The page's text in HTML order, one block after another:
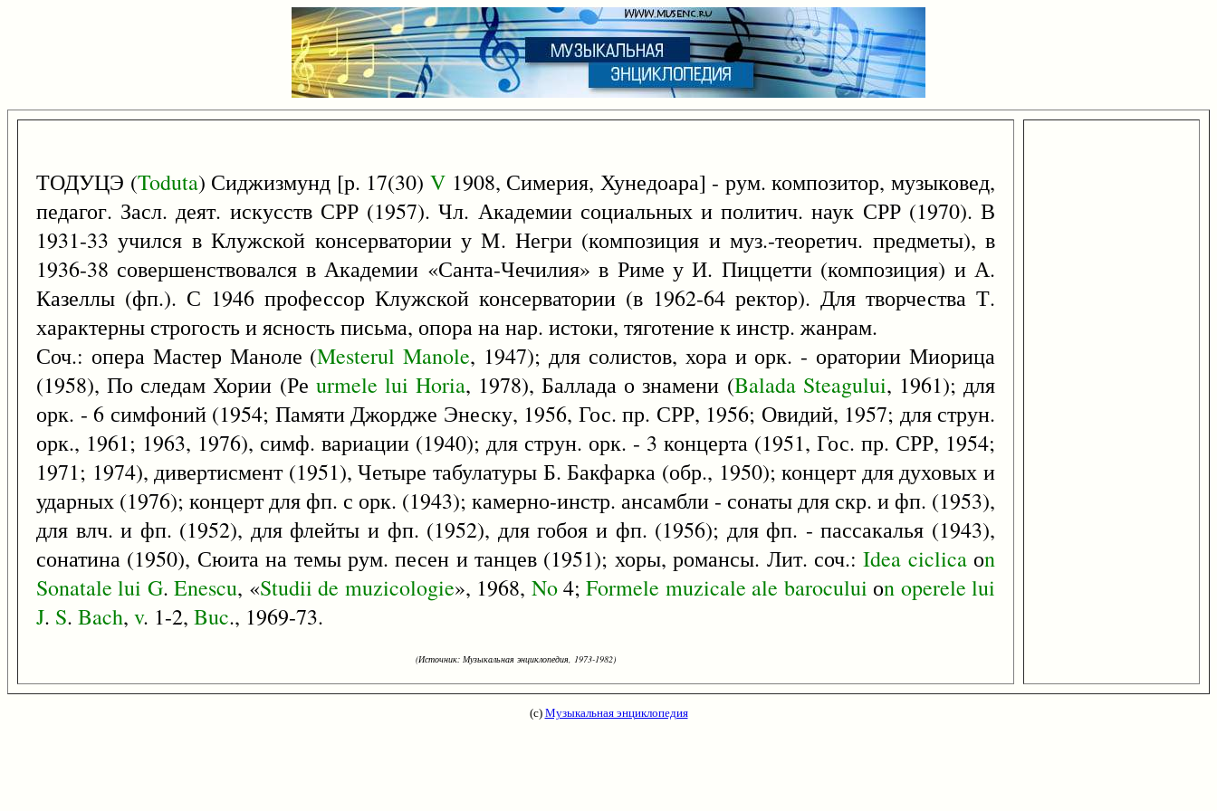
ТОДУЦЭ (Toduta) Сиджизмунд [р. 17(30) V1908, Симерия, Хунедоара] - рум. композитор, музыковед,
педагог. Засл. деят. искусств СРР (1957). Чл. Академии социальных и политич. наук СРР (1970). В
1931-33 учился в Клужской консерватории у М. Негри (композиция и муз.-теоретич. предметы), в
1936-38 совершенствовался в Академии «Санта-Чечилия» в Риме у И. Пиццетти (композиция) и А.
Казеллы (фп.). С 1946 профессор Клужской консерватории (в 1962-64 ректор). Для творчества Т.
характерны строгость и ясность письма, опора на нар. истоки, тяготение к инстр. жанрам.
Соч.: опера Мастер Маноле (Mesterul Manole, 1947); для солистов, хора и орк. - оратории Миорица
(1958), По следам Хории (Ре urmele lui Horia, 1978), Баллада о знамени (Balada Steagului, 1961); для
орк. - 6 симфоний (1954; Памяти Джордже Энеску, 1956, Гос. пр. СРР, 1956; Овидий, 1957; для струн.
орк., 1961; 1963, 1976), симф. вариации (1940); для струн. орк. - 3 концерта (1951, Гос. пр. СРР, 1954;
1971; 1974), дивертисмент (1951), Четыре табулатуры Б. Бакфарка (обр., 1950); концерт для духовых и
ударных (1976); концерт для фп. с орк. (1943); камерно-инстр. ансамбли - сонаты для скр. и фп. (1953),
для влч. и фп. (1952), для флейты и фп. (1952), для гобоя и фп. (1956); для фп. - пассакалья (1943),
сонатина (1950), Сюита на темы рум. песен и танцев (1951); хоры, романсы. Лит. соч.:Idea ciclicaоn
Sonatale lui G.Enescu, «Studii de muzicologie», 1968, No4;Formele muzicale ale barocului оn operele lui
J. S. Bach, v. 1-2, Buc., 1969-73.
(Источник: Музыкальная энциклопедия, 1973-1982)
(с) Музыкальная энциклопедия